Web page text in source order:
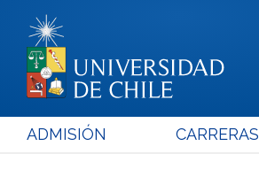
ADMISIÓN CARRERAS